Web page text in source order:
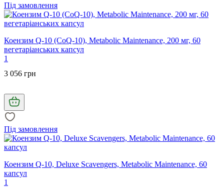
Під замовлення
Коензим Q-10 (CoQ-10), Metabolic Maintenance, 200 мг, 60
вегетаріанських капсул
1
3 056 грн
Під замовлення
Коензим Q-10, Deluxe Scavengers, Metabolic Maintenance, 60
капсул
1